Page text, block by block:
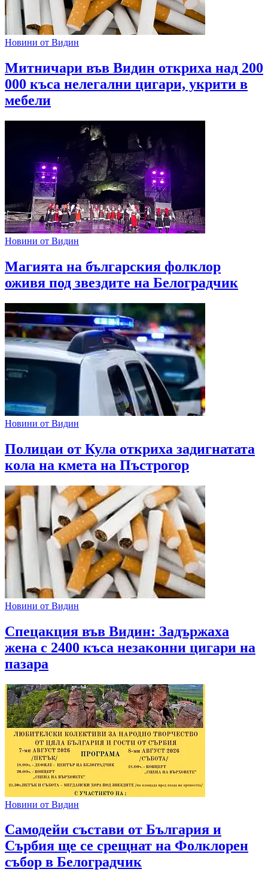
Новини от Видин
Митничари във Видин откриха над 200
000 къса нелегални цигари, укрити в
мебели
Новини от Видин
Магията на българския фолклор
оживя под звездите на Белоградчик
Новини от Видин
Полицаи от Кула откриха задигнатата
кола на кмета на Пъстрогор
Новини от Видин
Спецакция във Видин: Задържаха
жена с 2400 къса незаконни цигари на
пазара
Новини от Видин
Самодейи състави от България и
Сърбия ще се срещнат на Фолклорен
събор в Белоградчик